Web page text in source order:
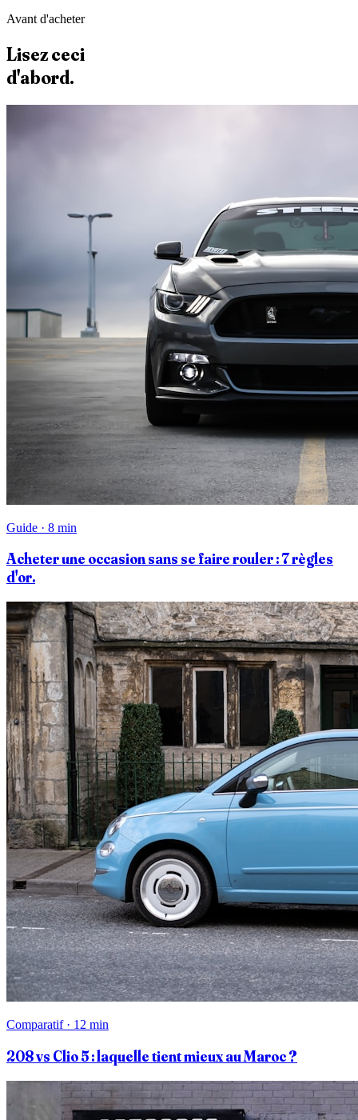
Avant d'acheter
Lisez ceci
d'abord.
Guide · 8 min
Acheter une occasion sans se faire rouler : 7 règles
d'or.
Comparatif · 12 min
208 vs Clio 5 : laquelle tient mieux au Maroc ?